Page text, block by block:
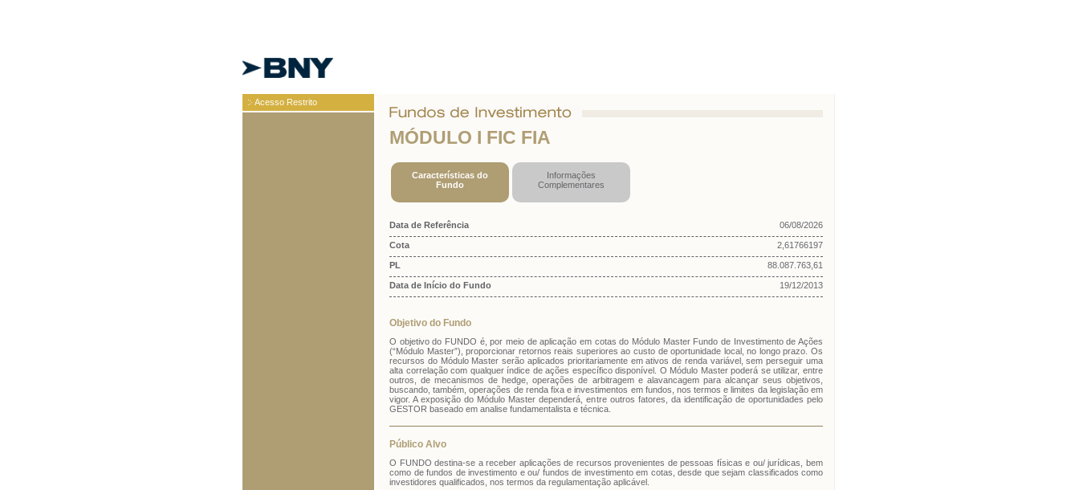
Acesso Restrito
MÓDULO I FIC FIA
Características do
Fundo
Informações
Complementares
Data de Referência 06/08/2026
Cota 2,61766197
PL 88.087.763,61
Data de Início do Fundo 19/12/2013
Objetivo do Fundo
O objetivo do FUNDO é, por meio de aplicação em cotas do Módulo Master Fundo de Investimento de Ações
(“Módulo Master”), proporcionar retornos reais superiores ao custo de oportunidade local, no longo prazo. Os
recursos do Módulo Master serão aplicados prioritariamente em ativos de renda variável, sem perseguir uma
alta correlação com qualquer índice de ações específico disponível. O Módulo Master poderá se utilizar, entre
outros, de mecanismos de hedge, operações de arbitragem e alavancagem para alcançar seus objetivos,
buscando, também, operações de renda fixa e investimentos em fundos, nos termos e limites da legislação em
vigor. A exposição do Módulo Master dependerá, entre outros fatores, da identificação de oportunidades pelo
GESTOR baseado em analise fundamentalista e técnica.
Público Alvo
O FUNDO destina-se a receber aplicações de recursos provenientes de pessoas físicas e ou/ jurídicas, bem
como de fundos de investimento e ou/ fundos de investimento em cotas, desde que sejam classificados como
investidores qualificados, nos termos da regulamentação aplicável.